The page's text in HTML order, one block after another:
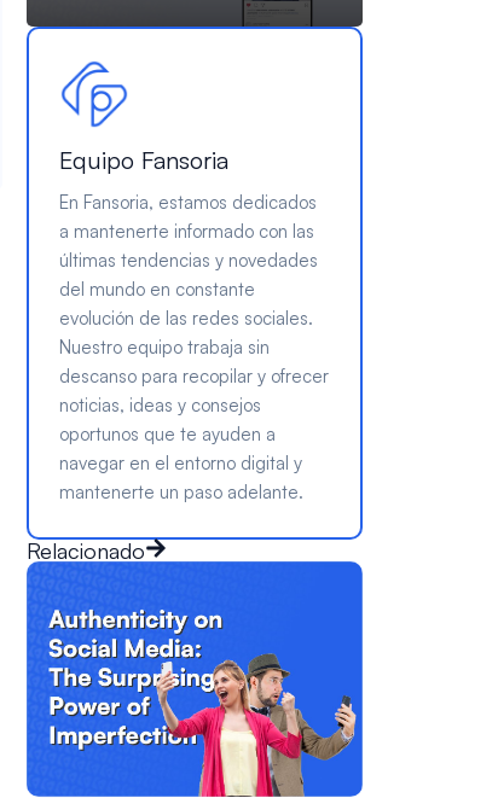
Equipo Fansoria
En Fansoria, estamos dedicados
a mantenerte informado con las
últimas tendencias y novedades
del mundo en constante
evolución de las redes sociales.
Nuestro equipo trabaja sin
descanso para recopilar y ofrecer
noticias, ideas y consejos
oportunos que te ayuden a
navegar en el entorno digital y
mantenerte un paso adelante.
Relacionado